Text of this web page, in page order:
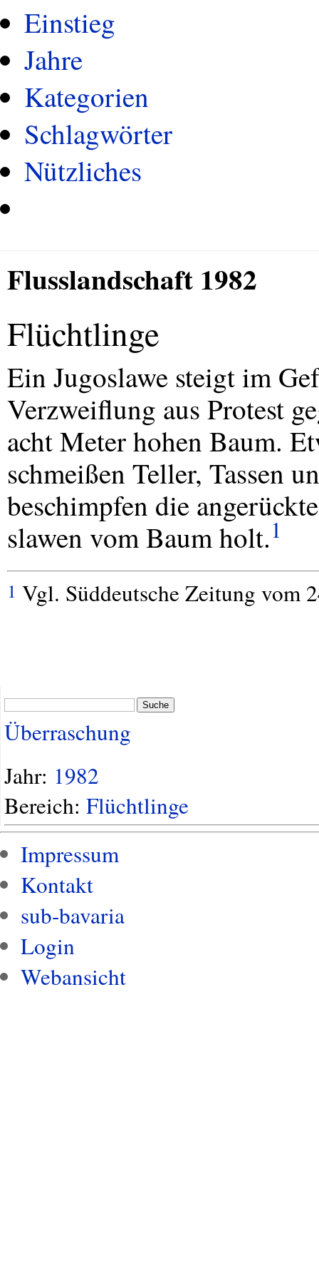
Einstieg
Jahre
Kategorien
Schlagwörter
Nützliches
Flusslandschaft 1982
Flüchtlinge
Ein Jugoslawe steigt im
Verzweiflung aus Protest
acht Meter hohen Baum.
schmeißen Teller, Tassen
beschimpfen die
slawen vom Baum holt.1
1 Vgl. Süddeutsche Zeitung vom
Suche
Überraschung
Jahr: 1982
Bereich: Flüchtlinge
Impressum
Kontakt
sub-bavaria
Login
Webansicht